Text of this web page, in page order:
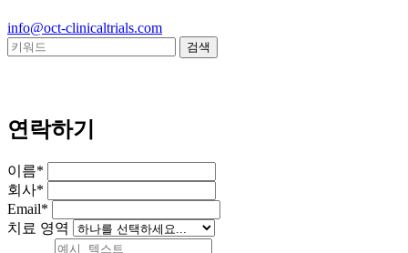
info@oct-clinicaltrials.com
연락하기
이름*
회사*
Email*
치료 영역